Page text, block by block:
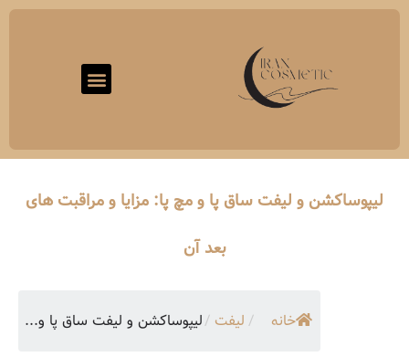
لیپوساکشن و لیفت ساق پا و مچ پا: مزایا و مراقبت های
بعد آن
خانه /لیفت /لیپوساکشن و لیفت ساق پا و...